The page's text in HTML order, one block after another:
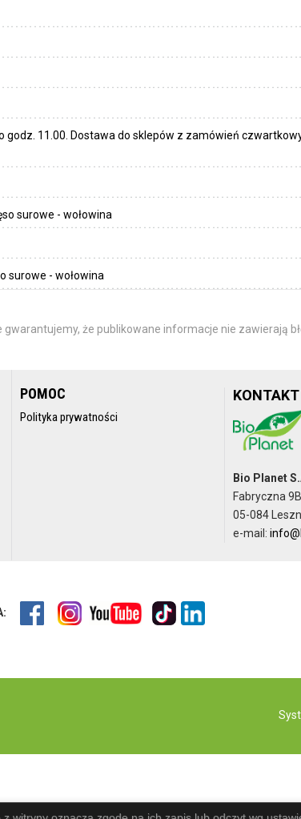
11.00. Dostawa do sklepów z zamówień
surowe - wołowina
surowe - wołowina
że publikowane informacje nie zawierają
POMOC
Polityka prywatności
KONTAKT
Bio Planet
Fabryczna 9B
05-084
e-mail: